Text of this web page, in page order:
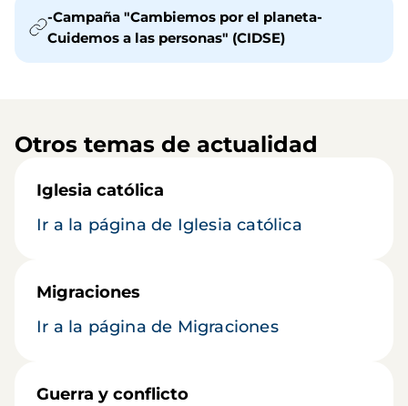
-Campaña "Cambiemos por el planeta-
Cuidemos a las personas" (CIDSE)
Otros temas de actualidad
Iglesia católica
Ir a la página de Iglesia católica
Migraciones
Ir a la página de Migraciones
Guerra y conflicto